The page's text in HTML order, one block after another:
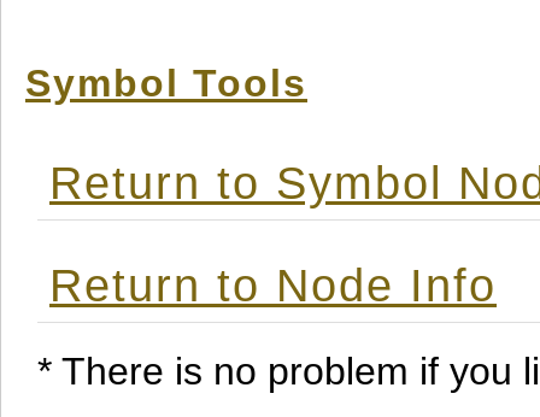
Symbol Tools
Return to Symbol
Return to Node Info
* There is no problem if you